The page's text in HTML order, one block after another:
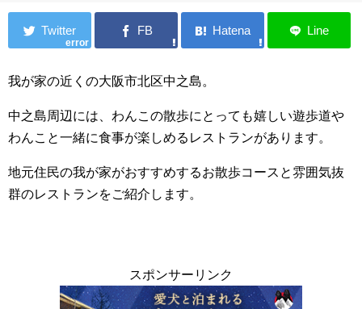
error
我が家の近くの大阪市北区中之島。
中之島周辺には、わんこの散歩にとっても嬉しい遊歩道や
わんこと一緒に食事が楽しめるレストランがあります。
地元住民の我が家がおすすめするお散歩コースと雰囲気抜
群のレストランをご紹介します。
スポンサーリンク